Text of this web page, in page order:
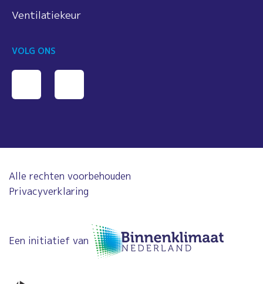
Ventilatiekeur
VOLG ONS
Alle rechten voorbehouden
Privacyverklaring
Een initiatief van